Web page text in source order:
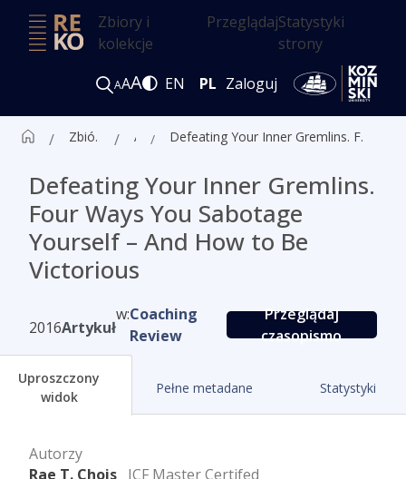
Zbiory i
kolekcje
PrzeglądajStatystyki
strony
AAA EN PL Zaloguj
Zbiór czasopism ALK Artykuły Defeating Your Inner Gremlins. Four Ways You Sabotage Yourself – And How to Be Victorious
Defeating Your Inner Gremlins.
Four Ways You Sabotage
Yourself – And How to Be
Victorious
2016Artykuł
w:Coaching
Review
Przeglądaj
czasopismo
Uproszczony
widok
Pełne metadane Statystyki
Autorzy
Rae T. Chois ICF Master Certifed